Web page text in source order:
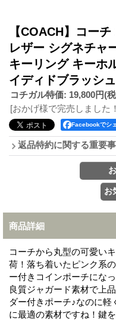
【COACH】コー
レザー シグネチャ
キーリング キーホ
イディドブラッシ
コチガル特価: 19,800円(
[おかげ様で完売しました
Facebookでシ
返品特約に関する重要
商品詳細
コーチから丸型の可愛い
荷！落ち着いたピンク系
ー付きコインポーチにな
良質ジャガード素材で上
ダー付きポーチ♪なのに
に最適の素材ですね！鍵